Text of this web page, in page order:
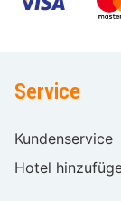
Service
Kundenservice
Hotel